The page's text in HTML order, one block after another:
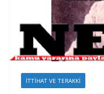
İTTIHAT VE TERAKKI